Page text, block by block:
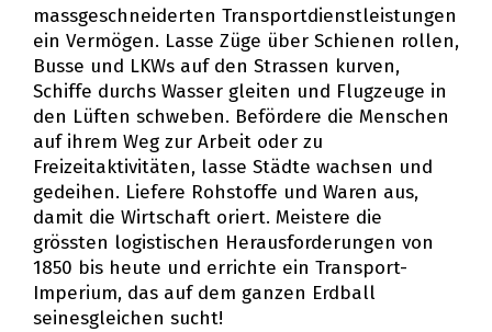
massgeschneiderten Transportdienstleistungen
ein Vermögen. Lasse Züge über Schienen rollen,
Busse und LKWs auf den Strassen kurven,
Schiffe durchs Wasser gleiten und Flugzeuge in
den Lüften schweben. Befördere die Menschen
auf ihrem Weg zur Arbeit oder zu
Freizeitaktivitäten, lasse Städte wachsen und
gedeihen. Liefere Rohstoffe und Waren aus,
damit die Wirtschaft floriert. Meistere die
grössten logistischen Herausforderungen von
1850 bis heute und errichte ein Transport-
Imperium, das auf dem ganzen Erdball
seinesgleichen sucht!